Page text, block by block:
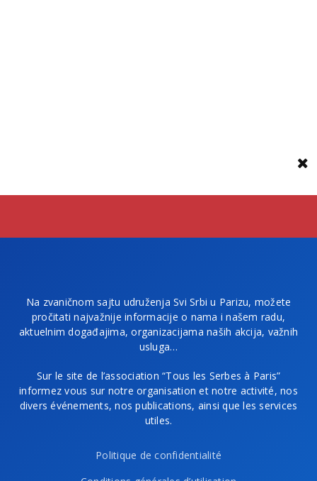
Na zvaničnom sajtu udruženja Svi Srbi u Parizu, možete
pročitati najvažnije informacije o nama i našem radu,
aktuelnim događajima, organizacijama naših akcija, važnih
usluga…
Sur le site de l’association “Tous les Serbes à Paris”
informez vous sur notre organisation et notre activité, nos
divers événements, nos publications, ainsi que les services
utiles.
Politique de confidentialité